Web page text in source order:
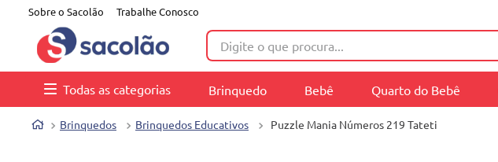
Sobre o Sacolão Trabalhe Conosco
Digite o que procura...
Todas as categorias Brinquedo Bebê Quarto do Bebê
Brinquedos Brinquedos Educativos Puzzle Mania Números 219 Tateti